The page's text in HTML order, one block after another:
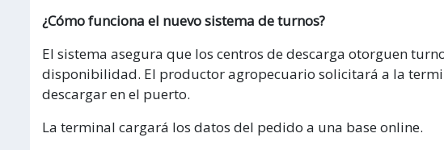
¿Cómo funciona el nuevo sistema de turnos?
El sistema asegura que los centros de descarga otorguen
disponibilidad. El productor agropecuario solicitará a la
descargar en el puerto.
La terminal cargará los datos del pedido a una base online.